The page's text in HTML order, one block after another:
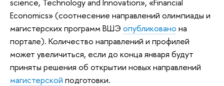
Economics» (соотнесение направлений олимпиады и
магистерских программ ВШЭ опубликовано на
портале). Количество направлений и профилей
может увеличиться, если до конца января будут
приняты решения об открытии новых направлений
магистерской подготовки.